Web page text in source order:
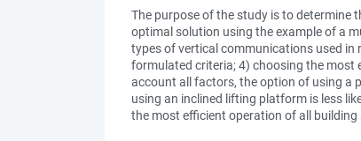
The purpose of the study is to determine
optimal solution using the example of a
types of vertical communications used
formulated criteria; 4) choosing the
account all factors, the option of using a
using an inclined lifting platform is less
the most efficient operation of all building